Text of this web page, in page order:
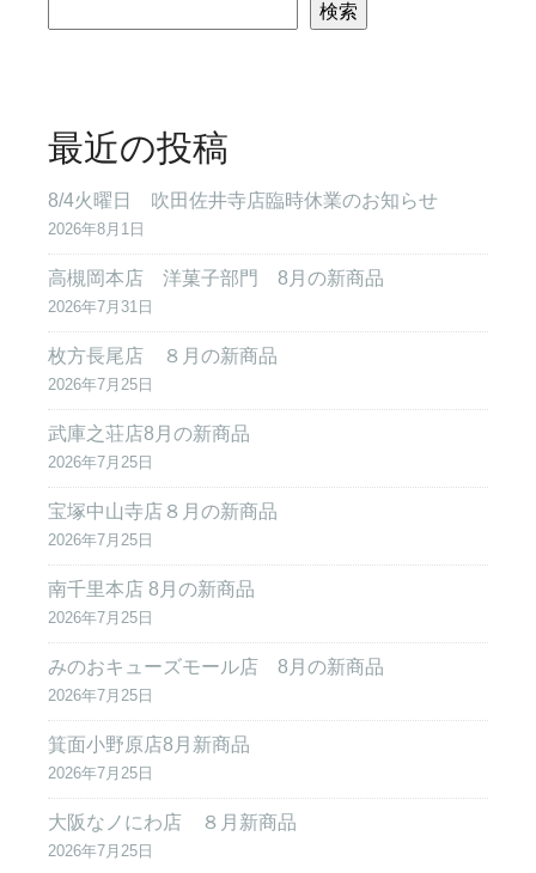
検索
最近の投稿
8/4火曜日 吹田佐井寺店臨時休業のお知らせ
2026年8月1日
高槻岡本店 洋菓子部門 8月の新商品
2026年7月31日
枚方長尾店 ８月の新商品
2026年7月25日
武庫之荘店8月の新商品
2026年7月25日
宝塚中山寺店８月の新商品
2026年7月25日
南千里本店 8月の新商品
2026年7月25日
みのおキューズモール店 8月の新商品
2026年7月25日
箕面小野原店8月新商品
2026年7月25日
大阪なノにわ店 ８月新商品
2026年7月25日